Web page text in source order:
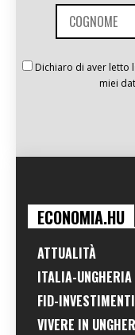
Dichiaro di aver letto
miei
ECONOMIA.HU
ATTUALITÀ
ITALIA-UNGHERIA
FID-
VIVERE IN